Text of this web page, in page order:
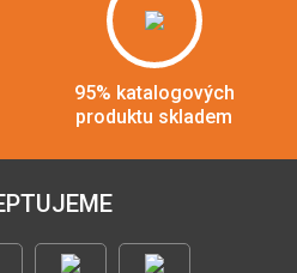
95% katalogových
produktu skladem